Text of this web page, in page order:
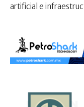
artificial e